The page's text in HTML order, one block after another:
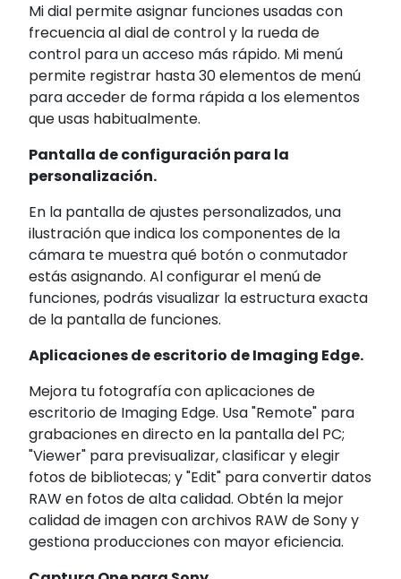
Mi dial permite asignar funciones usadas con
frecuencia al dial de control y la rueda de
control para un acceso más rápido. Mi menú
permite registrar hasta 30 elementos de menú
para acceder de forma rápida a los elementos
que usas habitualmente.
Pantalla de configuración para la
personalización.
En la pantalla de ajustes personalizados, una
ilustración que indica los componentes de la
cámara te muestra qué botón o conmutador
estás asignando. Al configurar el menú de
funciones, podrás visualizar la estructura exacta
de la pantalla de funciones.
Aplicaciones de escritorio de Imaging Edge.
Mejora tu fotografía con aplicaciones de
escritorio de Imaging Edge. Usa "Remote" para
grabaciones en directo en la pantalla del PC;
"Viewer" para previsualizar, clasificar y elegir
fotos de bibliotecas; y "Edit" para convertir datos
RAW en fotos de alta calidad. Obtén la mejor
calidad de imagen con archivos RAW de Sony y
gestiona producciones con mayor eficiencia.